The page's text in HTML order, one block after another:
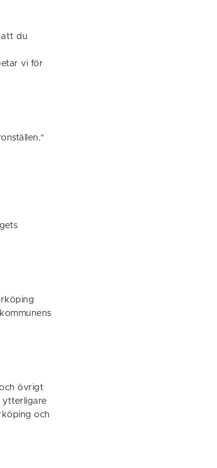
att du
vi för
övrigt
ytterligare
och